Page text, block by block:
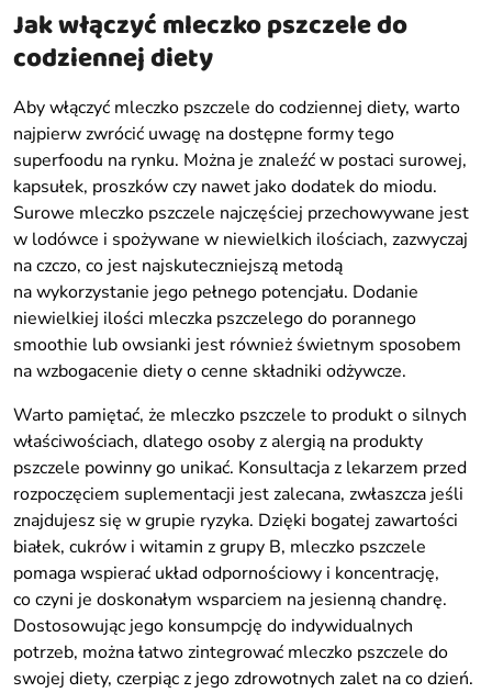
Jak włączyć mleczko pszczele do
codziennej diety
Aby włączyć mleczko pszczele do codziennej diety, warto
najpierw zwrócić uwagę na dostępne formy tego
superfoodu na rynku. Można je znaleźć w postaci surowej,
kapsułek, proszków czy nawet jako dodatek do miodu.
Surowe mleczko pszczele najczęściej przechowywane jest
w lodówce i spożywane w niewielkich ilościach, zazwyczaj
na czczo, co jest najskuteczniejszą metodą
na wykorzystanie jego pełnego potencjału. Dodanie
niewielkiej ilości mleczka pszczelego do porannego
smoothie lub owsianki jest również świetnym sposobem
na wzbogacenie diety o cenne składniki odżywcze.
Warto pamiętać, że mleczko pszczele to produkt o silnych
właściwościach, dlatego osoby z alergią na produkty
pszczele powinny go unikać. Konsultacja z lekarzem przed
rozpoczęciem suplementacji jest zalecana, zwłaszcza jeśli
znajdujesz się w grupie ryzyka. Dzięki bogatej zawartości
białek, cukrów i witamin z grupy B, mleczko pszczele
pomaga wspierać układ odpornościowy i koncentrację,
co czyni je doskonałym wsparciem na jesienną chandrę.
Dostosowując jego konsumpcję do indywidualnych
potrzeb, można łatwo zintegrować mleczko pszczele do
swojej diety, czerpiąc z jego zdrowotnych zalet na co dzień.